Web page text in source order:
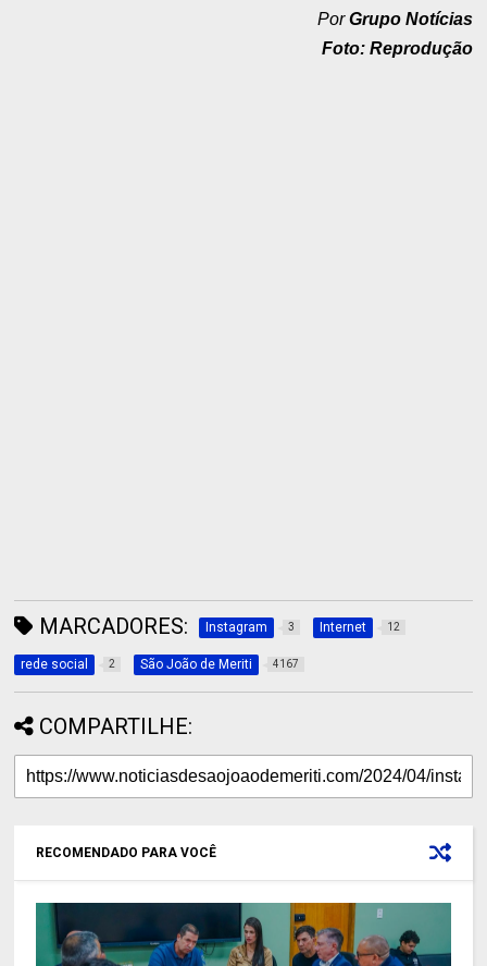
PorGrupo Notícias
Foto: Reprodução
MARCADORES: Instagram 3 Internet 12
rede social 2 São João de Meriti 4167
COMPARTILHE:
RECOMENDADO PARA VOCÊ